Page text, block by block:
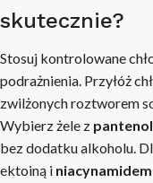
skutecznie?
Stosuj kontrolowane
podrażnienia. Przyłóż
zwilżonych roztworem
Wybierz żele z
bez dodatku alkoholu.
ektoiną i niacynamidem